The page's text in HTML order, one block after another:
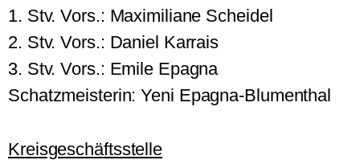
1. Stv. Vors.: Maximiliane Scheidel
2. Stv. Vors.: Daniel Karrais
3. Stv. Vors.: Emile Epagna
Schatzmeisterin: Yeni Epagna-Blumenthal
Kreisgeschäftsstelle